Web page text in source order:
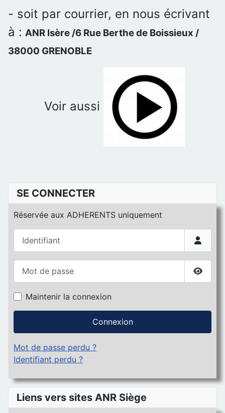
- soit par courrier, en nous écrivant
à : ANR Isère /6 Rue Berthe de Boissieux /
38000 GRENOBLE
Voir aussi
SE CONNECTER
Réservée aux ADHERENTS uniquement
Maintenir la connexion
Connexion
Mot de passe perdu ?
Identifiant perdu ?
Liens vers sites ANR Siège